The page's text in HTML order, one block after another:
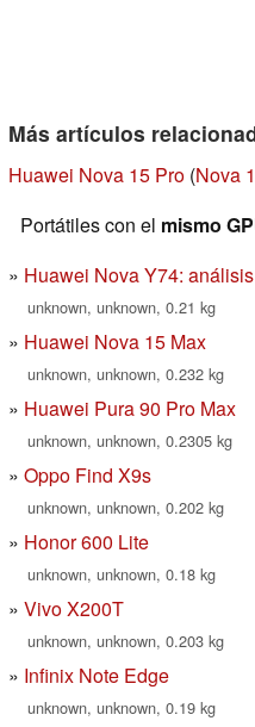
Más artículos
Huawei Nova 15 Pro (Nova
Portátiles con el mismo
Huawei Nova Y74:
unknown, unknown, 0.21 kg
Huawei Nova 15 Max
unknown, unknown, 0.232 kg
Huawei Pura 90 Pro Max
unknown, unknown, 0.2305 kg
Oppo Find X9s
unknown, unknown, 0.202 kg
Honor 600 Lite
unknown, unknown, 0.18 kg
Vivo X200T
unknown, unknown, 0.203 kg
Infinix Note Edge
unknown, unknown, 0.19 kg